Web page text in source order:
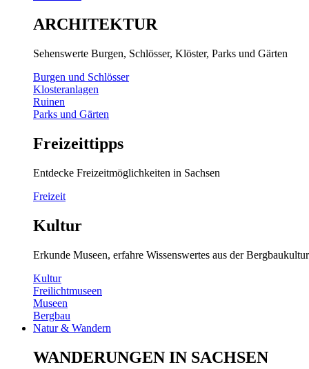
ARCHITEKTUR
Sehenswerte Burgen, Schlösser, Klöster, Parks und Gärten
Burgen und Schlösser
Klosteranlagen
Ruinen
Parks und Gärten
Freizeittipps
Entdecke Freizeitmöglichkeiten in Sachsen
Freizeit
Kultur
Erkunde Museen, erfahre Wissenswertes aus der
Kultur
Freilichtmuseen
Museen
Bergbau
Natur & Wandern
WANDERUNGEN IN SACHSEN